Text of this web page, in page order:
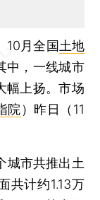
10月全国 土地
中，一线城市
幅上扬。市场
院）昨日（11
市共推出土
共计约1.13万